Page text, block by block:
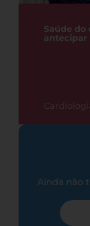
Saúde do
antecipar
Ainda não